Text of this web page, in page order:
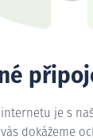
je s
vás dokážeme